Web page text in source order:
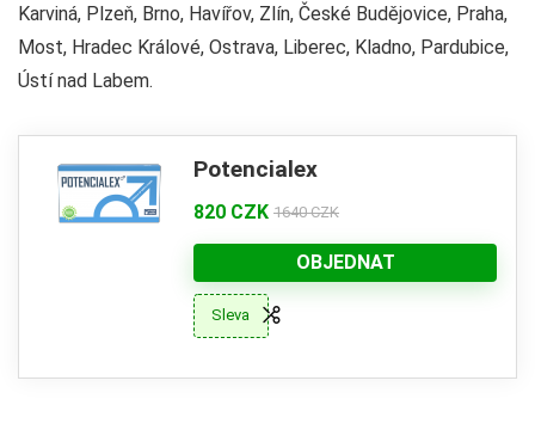
Karviná, Plzeň, Brno, Havířov, Zlín, České Budějovice, Praha,
Most, Hradec Králové, Ostrava, Liberec, Kladno, Pardubice,
Ústí nad Labem.
Potencialex
820 CZK 1640 CZK
OBJEDNAT
Sleva